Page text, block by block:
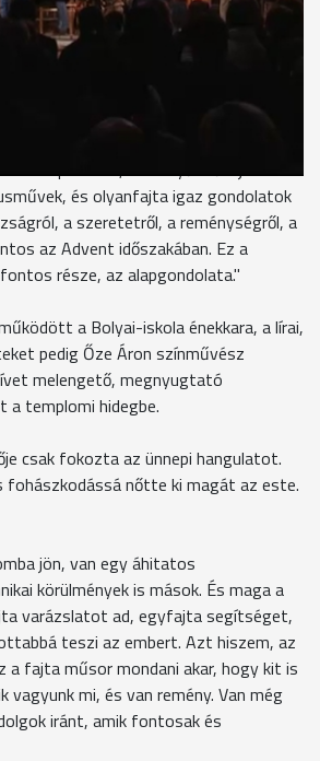
kórusművek születtek, egyházi
nagyon nehéz úgy összerakni, hogy a
élményt adjon. … Azok a dalok, amelyek
és olyanfajta igaz gondolatok
a szeretetről, a reménységről, a
az Advent időszakában. Ez a
része, az alapgondolata."
a Bolyai-iskola énekkara, a lírai,
pedig Őze Áron színművész
melengető, megnyugtató
templomi hidegbe.
csak fokozta az ünnepi hangulatot.
fohászkodássá nőtte ki magát az este.
jön, van egy áhitatos
körülmények is mások. És maga a
varázslatot ad, egyfajta segítséget,
teszi az embert. Azt hiszem, az
fajta műsor mondani akar, hogy kit is
vagyunk mi, és van remény. Van még
iránt, amik fontosak és